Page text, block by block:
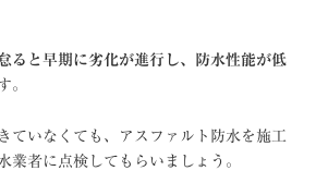
ると早期に劣化が進行し、防水性能が低
。
ていなくても、アスファルト防水を施工
業者に点検してもらいましょう。